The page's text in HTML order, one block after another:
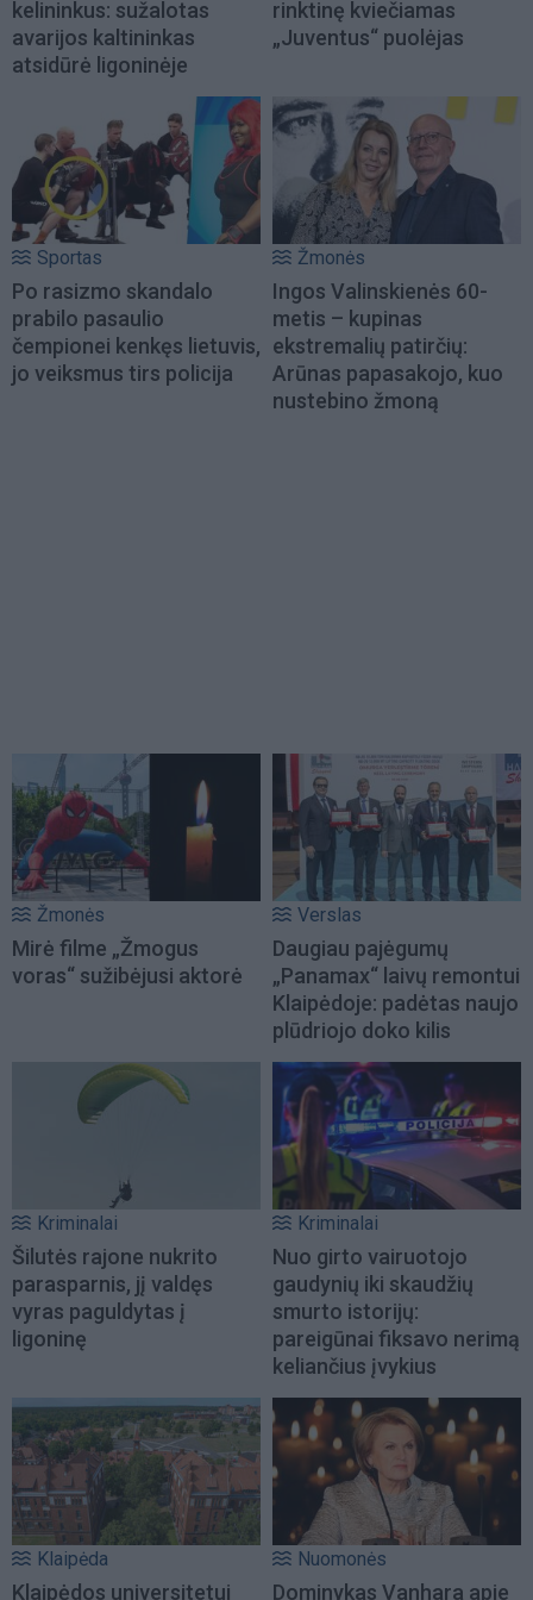
kelininkus: sužalotas
avarijos kaltininkas
atsidūrė ligoninėje
rinktinę kviečiamas
„Juventus“ puolėjas
Sportas
Po rasizmo skandalo
prabilo pasaulio
čempionei kenkęs lietuvis,
jo veiksmus tirs policija
Žmonės
Ingos Valinskienės 60-
metis – kupinas
ekstremalių patirčių:
Arūnas papasakojo, kuo
nustebino žmoną
Žmonės
Mirė filme „Žmogus
voras“ sužibėjusi aktorė
Verslas
Daugiau pajėgumų
„Panamax“ laivų remontui
Klaipėdoje: padėtas naujo
plūdriojo doko kilis
Kriminalai
Šilutės rajone nukrito
parasparnis, jį valdęs
vyras paguldytas į
ligoninę
Kriminalai
Nuo girto vairuotojo
gaudynių iki skaudžių
smurto istorijų:
pareigūnai fiksavo nerimą
keliančius įvykius
Klaipėda
Klaipėdos universitetui
Nuomonės
Dominykas Vanhara apie